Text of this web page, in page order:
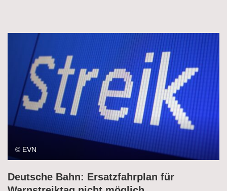
© EVN
Deutsche Bahn: Ersatzfahrplan für